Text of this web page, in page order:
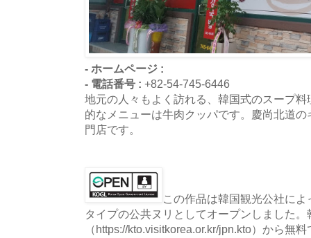
- ホームページ :
- 電話番号 : +82-54-745-6446
地元の人々もよく訪れる、韓国式のスープ
的なメニューは牛肉クッパです。慶尚北道
門店です。
この作品は韓国観光公社に
タイプの公共ヌリとしてオープンしました。
（https://kto.visitkorea.or.kr/jpn.kto）から無